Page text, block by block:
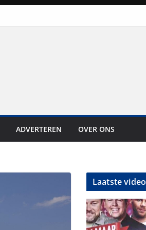
ADVERTEREN OVER ONS
Laatste video